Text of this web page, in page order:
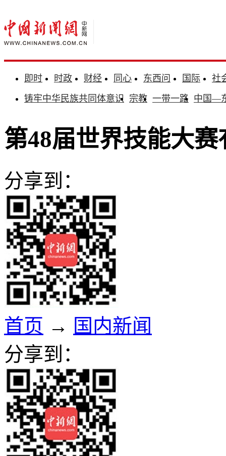
即时 时政 财经 同心 东西问 国际
社
铸牢中华民族共同体意识 宗教 一带一路 中国—
第48届世界技能大
分享到：
首页 → 国内新闻
分享到：